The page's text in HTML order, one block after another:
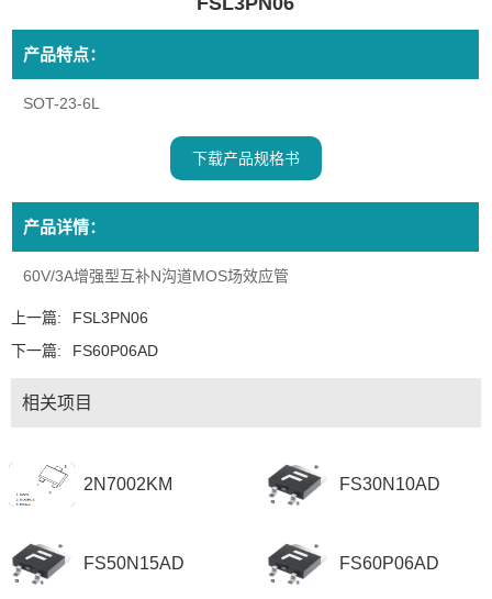
产品特点：
SOT-23-6L
下载产品规格书
产品详情：
60V/3A增强型互补N沟道MOS场效应管
上一篇:
FSL3PN06
下一篇:
FS60P06AD
相关项目
2N7002KM FS30N10AD
FS50N15AD FS60P06AD